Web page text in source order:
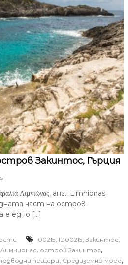
Закинтос, Гърция
Λιμνιώνας, анг.: Limnionas
част на остров
е едно […]
00215, ID00215, Закинтос,
Лимнионас, остров Закинтос,
пещери, Средиземно море,